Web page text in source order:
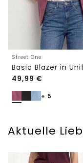
Street One
Basic Blazer in
49,99 €
+ 5
Aktuelle